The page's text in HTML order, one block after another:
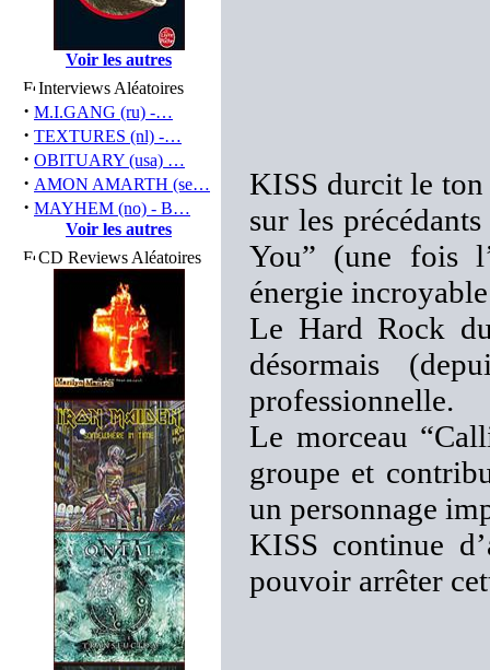
Voir les autres
Interviews Aléatoires
· M.I.GANG (ru) -…
· TEXTURES (nl) -…
· OBITUARY (usa) …
· AMON AMARTH (se…
· MAYHEM (no) - B…
Voir les autres
CD Reviews Aléatoires
KISS durcit le ton
sur les
You” (une fois
énergie
Le Hard Rock
désormais
professionnelle.
Le morceau
groupe et
un personnage
KISS continue
pouvoir arrêter